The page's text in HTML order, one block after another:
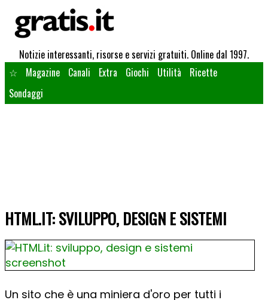
Notizie interessanti, risorse e servizi gratuiti. Online dal 1997.
☆
Magazine Canali Extra Giochi Utilità
Ricette
Sondaggi
HTML.IT: SVILUPPO, DESIGN E SISTEMI
Un sito che è una miniera d'oro per tutti i